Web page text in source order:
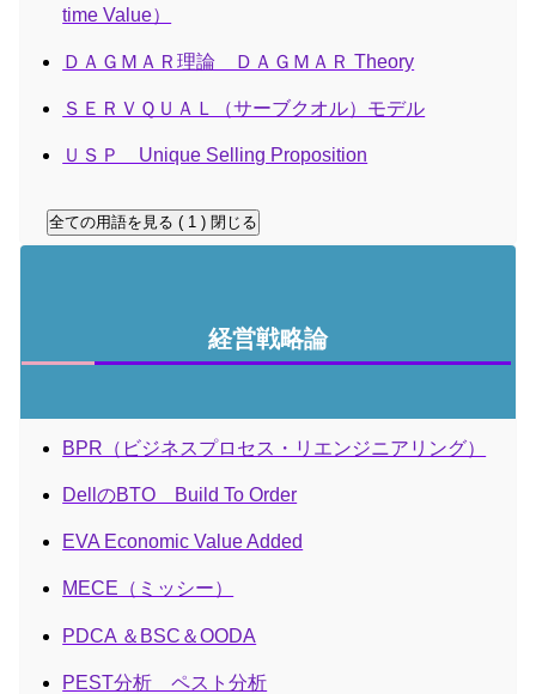
time Value）
ＤＡＧＭＡＲ理論 ＤＡＧＭＡＲ Theory
ＳＥＲＶＱＵＡＬ（サーブクオル）モデル
ＵＳＰ Unique Selling Proposition
全ての用語を見る ( 1 ) 閉じる
経営戦略論
BPR（ビジネスプロセス・リエンジニアリング）
DellのBTO Build To Order
EVA Economic Value Added
MECE（ミッシー）
PDCA ＆BSC＆OODA
PEST分析 ペスト分析